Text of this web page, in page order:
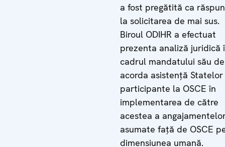
a fost pregătită ca
la solicitarea de mai sus.
Biroul ODIHR a efectuat
prezenta analiză juridică
cadrul mandatului său
acorda asistență Statelor
participante la OSCE în
implementarea de către
acestea a
asumate față de OSCE
dimensiunea umană.